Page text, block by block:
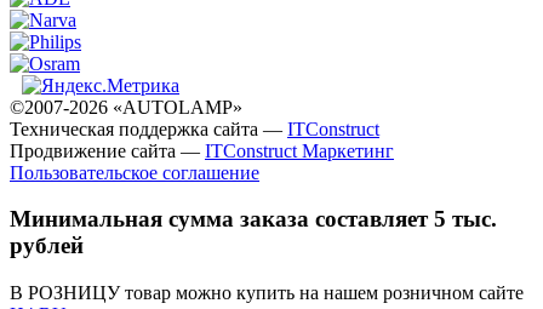
©2007-2026 «AUTOLAMP»
Техническая поддержка сайта — ITConstruct
Продвижение сайта — ITConstruct Маркетинг
Пользовательское соглашение
Минимальная сумма заказа составляет 5 тыс.
рублей
В РОЗНИЦУ товар можно купить на нашем розничном сайте